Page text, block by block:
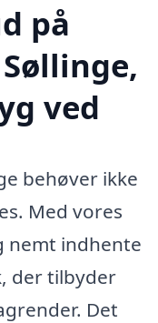
på
ved
behøver ikke
Med vores
nemt indhente
der tilbyder
Det